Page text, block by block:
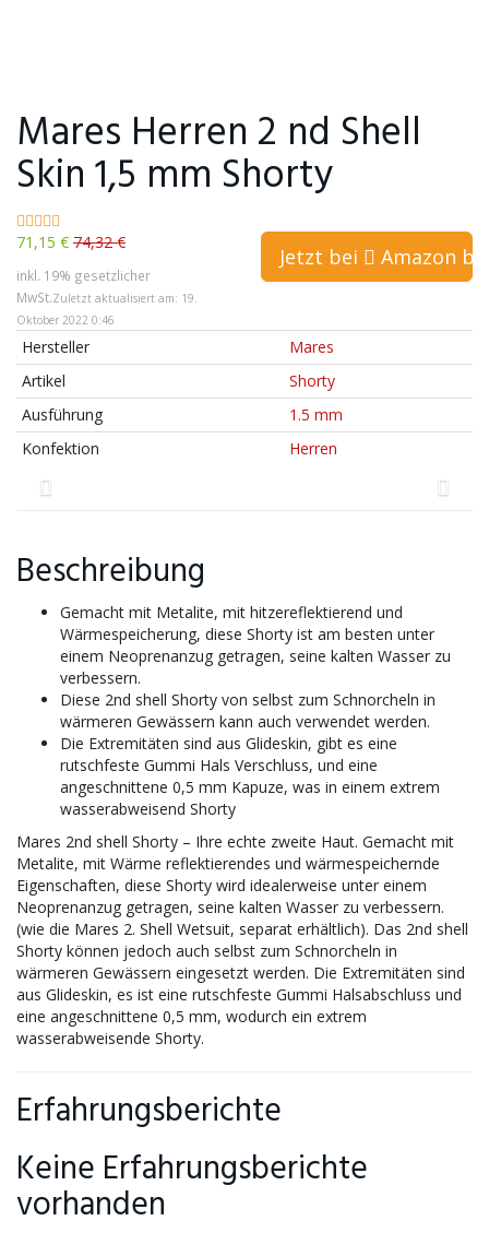
Mares Herren 2 nd Shell
Skin 1,5 mm Shorty
71,15 € 74,32 €
inkl. 19% gesetzlicher
MwSt.Zuletzt aktualisiert am: 19.
Oktober 2022 0:46
Jetzt bei Amazon
Hersteller
Mares
Artikel
Shorty
Ausführung
1.5 mm
Konfektion
Herren
Beschreibung
Gemacht mit Metalite, mit hitzereflektierend und
Wärmespeicherung, diese Shorty ist am besten unter
einem Neoprenanzug getragen, seine kalten Wasser zu
verbessern.
Diese 2nd shell Shorty von selbst zum Schnorcheln in
wärmeren Gewässern kann auch verwendet werden.
Die Extremitäten sind aus Glideskin, gibt es eine
rutschfeste Gummi Hals Verschluss, und eine
angeschnittene 0,5 mm Kapuze, was in einem extrem
wasserabweisend Shorty
Mares 2nd shell Shorty – Ihre echte zweite Haut. Gemacht mit
Metalite, mit Wärme reflektierendes und wärmespeichernde
Eigenschaften, diese Shorty wird idealerweise unter einem
Neoprenanzug getragen, seine kalten Wasser zu verbessern.
(wie die Mares 2. Shell Wetsuit, separat erhältlich). Das 2nd shell
Shorty können jedoch auch selbst zum Schnorcheln in
wärmeren Gewässern eingesetzt werden. Die Extremitäten sind
aus Glideskin, es ist eine rutschfeste Gummi Halsabschluss und
eine angeschnittene 0,5 mm, wodurch ein extrem
wasserabweisende Shorty.
Erfahrungsberichte
Keine Erfahrungsberichte
vorhanden